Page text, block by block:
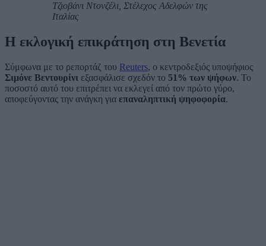
Τζιοβάνι Ντονζέλι, Στέλεχος Αδελφών της
Ιταλίας
Η εκλογική επικράτηση στη Βενετία
Σύμφωνα με το ρεπορτάζ του Reuters, ο κεντροδεξιός υποψήφιος
Σιμόνε Βεντουρίνι εξασφάλισε σχεδόν το 51% των ψήφων. Το
ποσοστό αυτό του επιτρέπει να εκλεγεί από τον πρώτο γύρο,
αποφεύγοντας την ανάγκη για επαναληπτική ψηφοφορία.